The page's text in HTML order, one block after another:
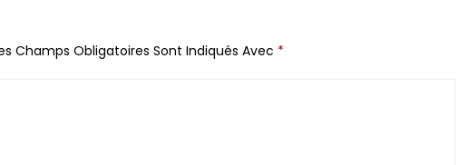
Champs Obligatoires Sont Indiqués Avec *